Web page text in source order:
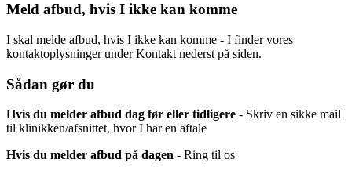
Meld afbud, hvis I ikke kan komme
I skal melde afbud, hvis I ikke kan komme - I finder vores
kontaktoplysninger under Kontakt nederst på siden.
Sådan gør du
Hvis du melder afbud dag før eller tidligere - Skriv en sikke mail
til klinikken/afsnittet, hvor I har en aftale
Hvis du melder afbud på dagen - Ring til os